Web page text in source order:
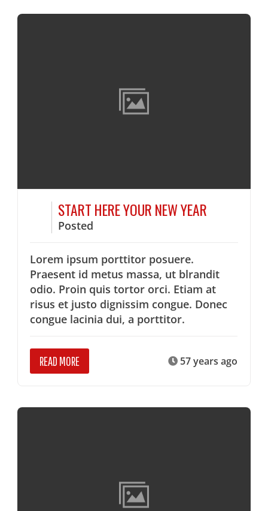
START HERE YOUR NEW YEAR
Posted
Lorem ipsum porttitor posuere.
Praesent id metus massa, ut blrandit
odio. Proin quis tortor orci. Etiam at
risus et justo dignissim congue. Donec
congue lacinia dui, a porttitor.
READ MORE 57 years ago